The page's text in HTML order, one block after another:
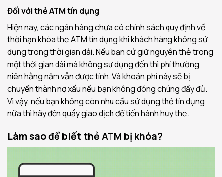
Đối với thẻ ATM tín dụng
Hiện nay, các ngân hàng chưa có chính sách quy định về
thời hạn khóa thẻ ATM tín dụng khi khách hàng không sử
dụng trong thời gian dài. Nếu bạn cứ giữ nguyên thẻ trong
một thời gian dài mà không sử dụng đến thì phí thường
niên hằng năm vẫn được tính. Và khoản phí này sẽ bị
chuyển thành nợ xấu nếu bạn không đóng chúng đầy đủ.
Vì vậy, nếu bạn không còn nhu cầu sử dụng thẻ tín dụng
nữa thì hãy đến quầy giao dịch để tiến hành hủy thẻ.
Làm sao để biết thẻ ATM bị khóa?